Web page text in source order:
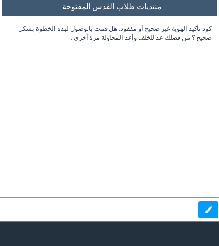
منتديات طلاب القدس المفتوحة
كود تأكيد الهوية غير صحيح أو مفقود. هل قمت بالوصول لهذه الخطوة بشكل
صحيح ؟ من فضلك عد للخلف وأعد المحاولة مرة أخرى .